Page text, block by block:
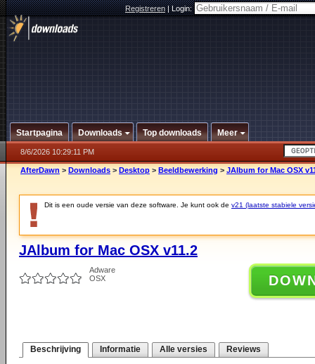
Registreren|Login:
Startpagina Downloads Top downloads Meer
8/6/2026 10:29:11 PM
AfterDawn > Downloads > Desktop > Beeldbewerking > JAlbum for Mac OSX
Dit is een oude versie van deze software. Je kunt ook de v21 (laatste stabiele
JAlbum for Mac OSX v11.2
Adware
OSX
Beschrijving Informatie Alle versies Reviews